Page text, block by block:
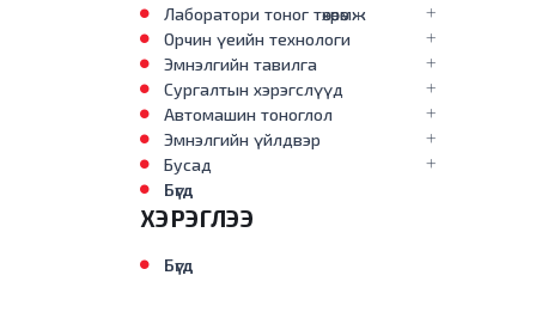
Лаборатори тоног төхөөрөмж
Орчин үеийн технологи
Эмнэлгийн тавилга
Сургалтын хэрэгслүүд
Автомашин тоноглол
Эмнэлгийн үйлдвэр
Бусад
Бүгд
ХЭРЭГЛЭЭ
Бүгд